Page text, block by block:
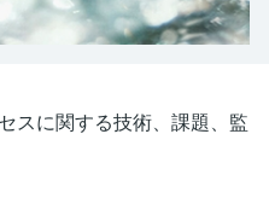
成
扱説明
パー
定
タル
セスの
ショ
スに関する技術、課題、監